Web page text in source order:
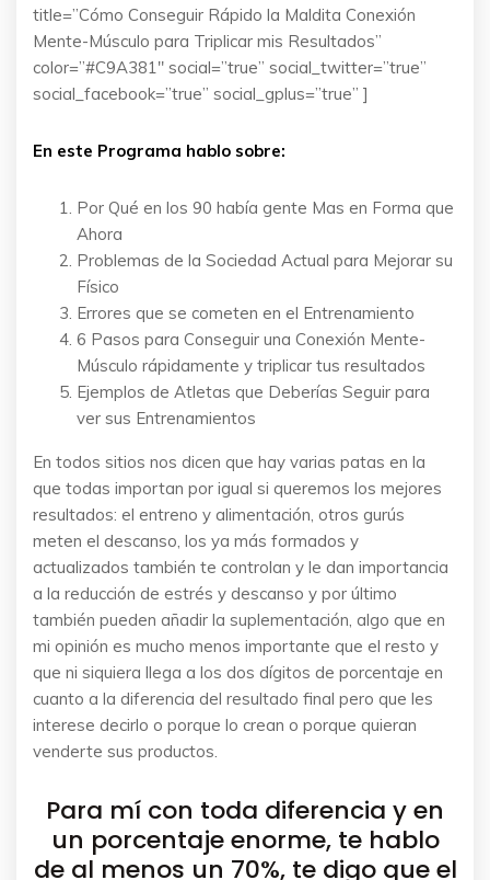
title=”Cómo Conseguir Rápido la Maldita Conexión
Mente-Músculo para Triplicar mis Resultados”
color=”#C9A381″ social=”true” social_twitter=”true”
social_facebook=”true” social_gplus=”true” ]
En este Programa hablo sobre:
Por Qué en los 90 había gente Mas en Forma que
Ahora
Problemas de la Sociedad Actual para Mejorar su
Físico
Errores que se cometen en el Entrenamiento
6 Pasos para Conseguir una Conexión Mente-
Músculo rápidamente y triplicar tus resultados
Ejemplos de Atletas que Deberías Seguir para
ver sus Entrenamientos
En todos sitios nos dicen que hay varias patas en la
que todas importan por igual si queremos los mejores
resultados: el entreno y alimentación, otros gurús
meten el descanso, los ya más formados y
actualizados también te controlan y le dan importancia
a la reducción de estrés y descanso y por último
también pueden añadir la suplementación, algo que en
mi opinión es mucho menos importante que el resto y
que ni siquiera llega a los dos dígitos de porcentaje en
cuanto a la diferencia del resultado final pero que les
interese decirlo o porque lo crean o porque quieran
venderte sus productos.
Para mí con toda diferencia y en
un porcentaje enorme, te hablo
de al menos un 70%, te digo que el